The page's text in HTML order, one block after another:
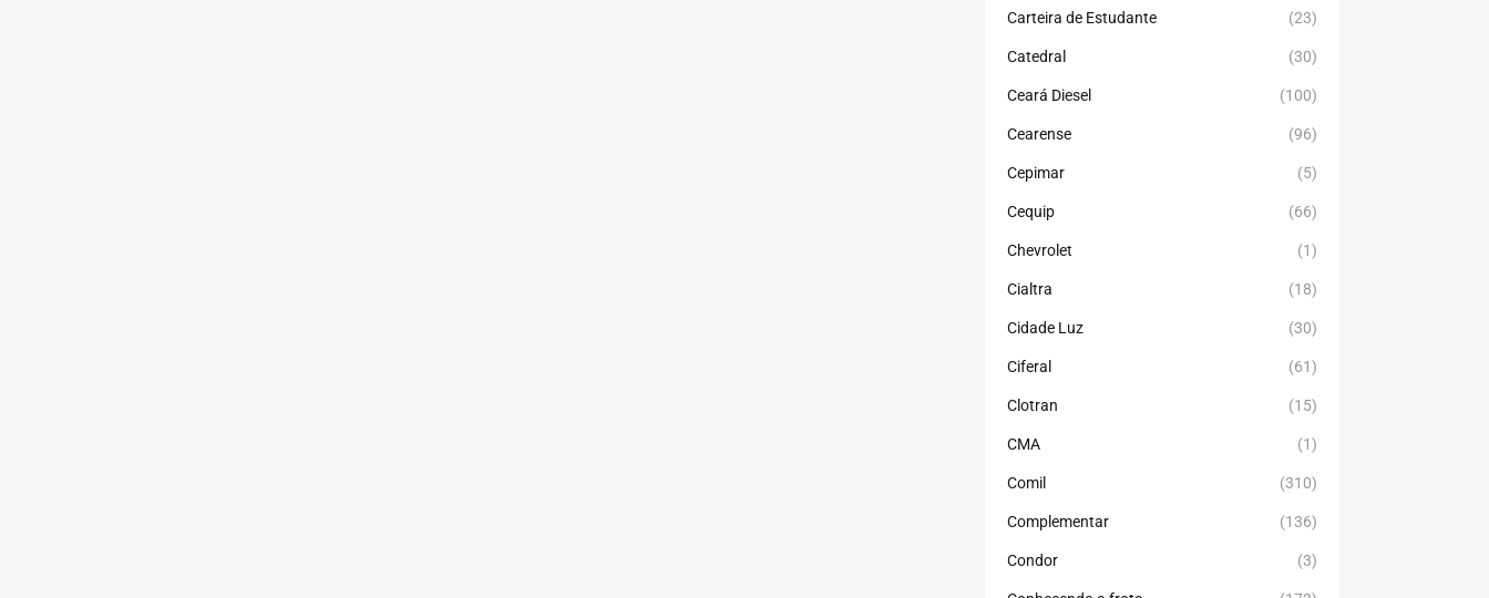
Carteira de Estudante (23)
Catedral (30)
Ceará Diesel (100)
Cearense (96)
Cepimar (5)
Cequip (66)
Chevrolet (1)
Cialtra (18)
Cidade Luz (30)
Ciferal (61)
Clotran (15)
CMA (1)
Comil (310)
Complementar (136)
Condor (3)